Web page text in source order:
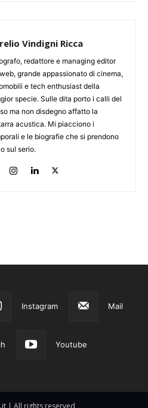
Vindigni Ricca
redattore e managing editor
grande appassionato di cinema,
e tech enthusiast della
specie. Sulle dita porto i calli del
ma non disdegno affatto la
acustica. Mi piacciono i
e le biografie che si prendono
sul serio.
Instagram Mail
Youtube
| All rights reserved